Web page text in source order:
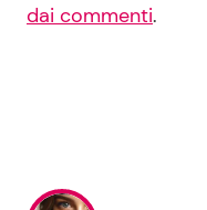
dai commenti.